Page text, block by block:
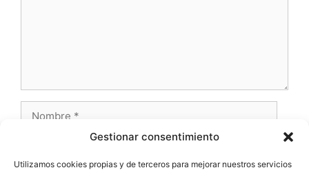
Gestionar consentimiento
Utilizamos cookies propias y de terceros para mejorar nuestros servicios
electrónico